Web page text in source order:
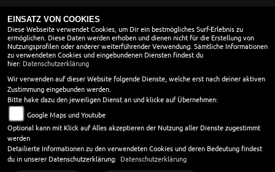
ÖFFNUNGSZEITEN
SOMMERÖFFNUNGSZEITEN
Montag:
09:00 - 12:00 und 13:30 - 18:00
Dienstag:
09:00 - 12:00 und 13:30 - 18:00
Mittwoch:
13:30 - 18:00
Donnerstag:
09:00 - 12:00 und 13:30 - 18:00
Freitag:
09:00 - 12:00 und 13:30 - 18:00
Samstag:
09:00 - 13:30
Sonntag:
geschlossen
EINSATZ VON COOKIES
Diese Webseite verwendet Cookies, um Dir ein bestmögliches Surf-Erlebnis zu
ermöglichen. Diese Daten werden erhoben und dienen nicht für die Erstellung von
Nutzungsprofilen oder anderer weiterführender Verwendung. Sämtliche Informationen
zu verwendeten Cookies und eingebundenen Diensten findest du
hier: Datenschutzerklärung
Wir verwenden auf dieser Website folgende Dienste, welche erst nach deiner aktiven
Zustimmung eingebunden werden.
Bitte hake dazu den jeweiligen Dienst an und klicke auf Übernehmen:
Google Maps und Youtube
Optional kann mit Klick auf Alles akzeptieren der Nutzung aller Dienste zugestimmt
werden
Detailierte Informationen zu den verwendeten Cookies und deren Bedeutung findest
du in unserer Datenschutzerklärung: Datenschutzerklärung